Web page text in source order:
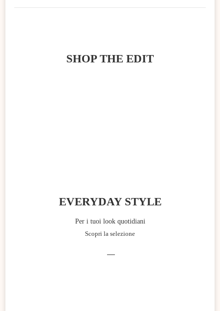
SHOP THE EDIT
EVERYDAY STYLE
Per i tuoi look quotidiani
Scopri la selezione